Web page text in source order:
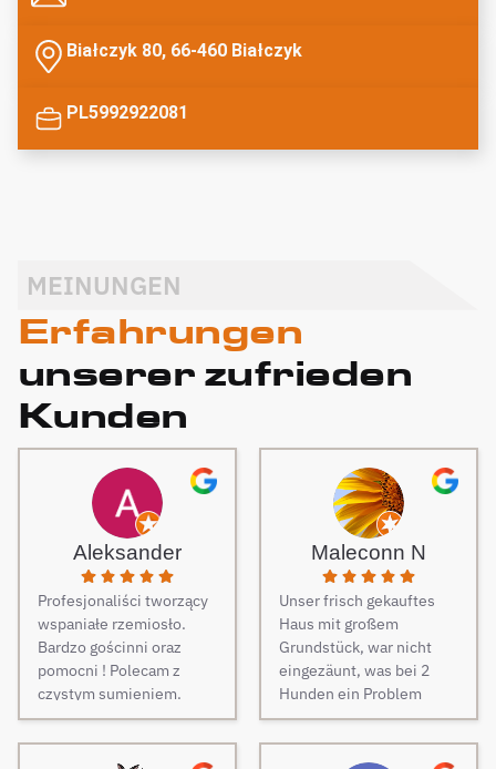
Białczyk 80, 66-460 Białczyk
PL5992922081
Erfahrungen
unserer zufrieden
Kunden
MEINUNGEN
Aleksander
Profesjonaliści tworzący
wspaniałe rzemiosło.
Bardzo gościnni oraz
pomocni ! Polecam z
czystym sumieniem.
Maleconn N
Unser frisch gekauftes
Haus mit großem
Grundstück, war nicht
eingezäunt, was bei 2
Hunden ein Problem
darstellt. Daher musste
dringend und schnell ein
Zaun her. Auf Empfehlung